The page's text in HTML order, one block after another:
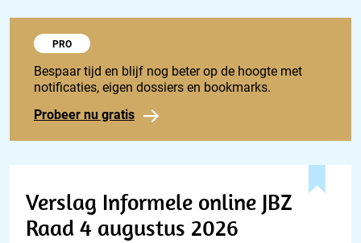
Probeer 1848 Pro
PRO
Bespaar tijd en blijf nog beter op de hoogte met
notificaties, eigen dossiers en bookmarks.
Probeer nu gratis
Verslag Informele online JBZ
Raad 4 augustus 2026